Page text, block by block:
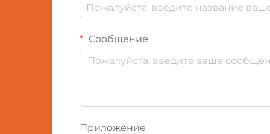
Сообщение
Приложение